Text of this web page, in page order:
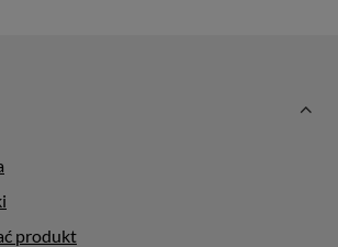
produkt